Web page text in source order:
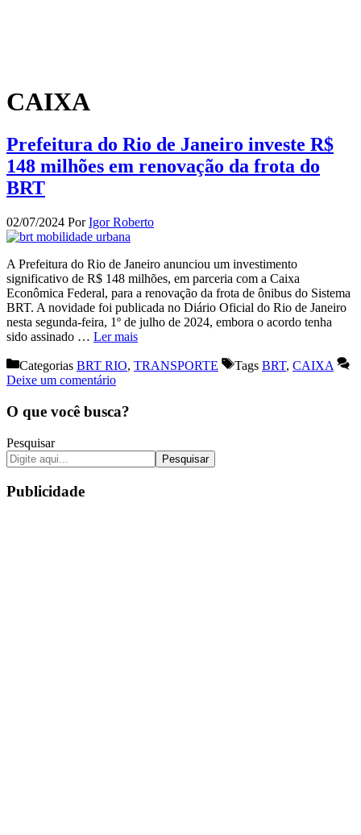
CAIXA
Prefeitura do Rio de Janeiro investe R$
148 milhões em renovação da frota do
BRT
02/07/2024 PorIgor Roberto
A Prefeitura do Rio de Janeiro anunciou um investimento
significativo de R$ 148 milhões, em parceria com a Caixa
Econômica Federal, para a renovação da frota de ônibus do Sistema
BRT. A novidade foi publicada no Diário Oficial do Rio de Janeiro
nesta segunda-feira, 1º de julho de 2024, embora o acordo tenha
sido assinado … Ler mais
Categorias BRT RIO, TRANSPORTE Tags BRT, CAIXA
Deixe um comentário
O que você busca?
Pesquisar
Pesquisar
Publicidade